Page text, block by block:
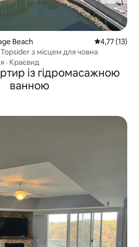
Beach Середня
4,77 (13)
з місцем для човна
· Краєвид
із гідромасажною
ванною